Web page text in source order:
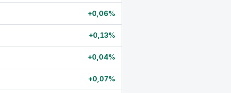
+0,06%
+0,13%
+0,04%
+0,07%